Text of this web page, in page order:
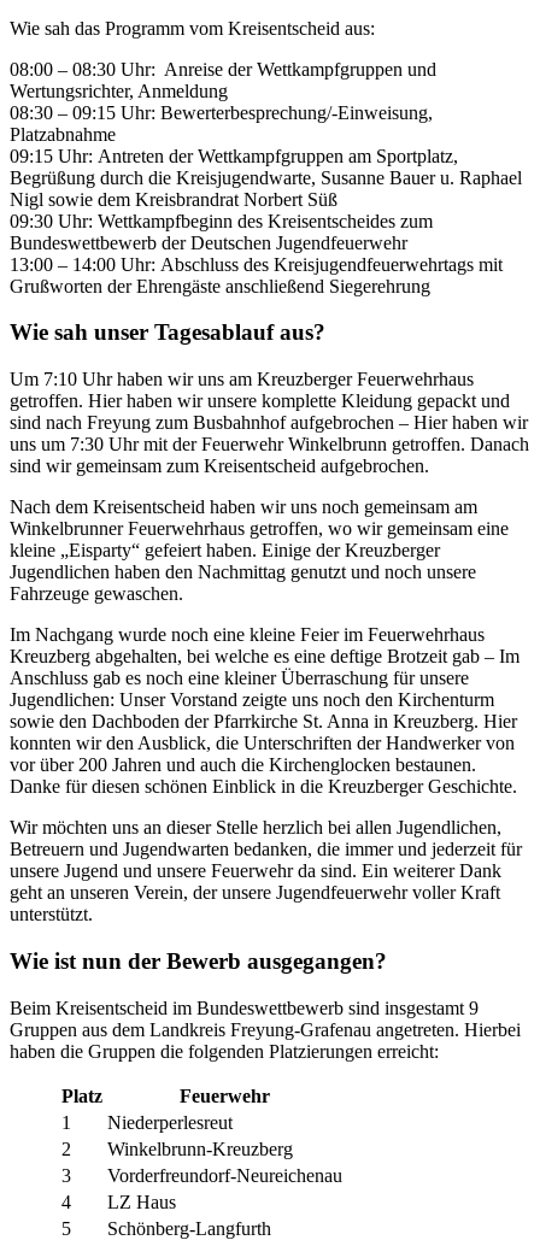
Wie sah das Programm vom Kreisentscheid aus:
08:00 – 08:30 Uhr: Anreise der Wettkampfgruppen und
Wertungsrichter, Anmeldung
08:30 – 09:15 Uhr: Bewerterbesprechung/-Einweisung,
Platzabnahme
09:15 Uhr: Antreten der Wettkampfgruppen am Sportplatz,
Begrüßung durch die Kreisjugendwarte, Susanne Bauer u. Raphael
Nigl sowie dem Kreisbrandrat Norbert Süß
09:30 Uhr: Wettkampfbeginn des Kreisentscheides zum
Bundeswettbewerb der Deutschen Jugendfeuerwehr
13:00 – 14:00 Uhr: Abschluss des Kreisjugendfeuerwehrtags mit
Grußworten der Ehrengäste anschließend Siegerehrung
Wie sah unser Tagesablauf aus?
Um 7:10 Uhr haben wir uns am Kreuzberger Feuerwehrhaus
getroffen. Hier haben wir unsere komplette Kleidung gepackt und
sind nach Freyung zum Busbahnhof aufgebrochen – Hier haben wir
uns um 7:30 Uhr mit der Feuerwehr Winkelbrunn getroffen. Danach
sind wir gemeinsam zum Kreisentscheid aufgebrochen.
Nach dem Kreisentscheid haben wir uns noch gemeinsam am
Winkelbrunner Feuerwehrhaus getroffen, wo wir gemeinsam eine
kleine „Eisparty“ gefeiert haben. Einige der Kreuzberger
Jugendlichen haben den Nachmittag genutzt und noch unsere
Fahrzeuge gewaschen.
Im Nachgang wurde noch eine kleine Feier im Feuerwehrhaus
Kreuzberg abgehalten, bei welche es eine deftige Brotzeit gab – Im
Anschluss gab es noch eine kleiner Überraschung für unsere
Jugendlichen: Unser Vorstand zeigte uns noch den Kirchenturm
sowie den Dachboden der Pfarrkirche St. Anna in Kreuzberg. Hier
konnten wir den Ausblick, die Unterschriften der Handwerker von
vor über 200 Jahren und auch die Kirchenglocken bestaunen.
Danke für diesen schönen Einblick in die Kreuzberger Geschichte.
Wir möchten uns an dieser Stelle herzlich bei allen Jugendlichen,
Betreuern und Jugendwarten bedanken, die immer und jederzeit für
unsere Jugend und unsere Feuerwehr da sind. Ein weiterer Dank
geht an unseren Verein, der unsere Jugendfeuerwehr voller Kraft
unterstützt.
Wie ist nun der Bewerb ausgegangen?
Beim Kreisentscheid im Bundeswettbewerb sind insgestamt 9
Gruppen aus dem Landkreis Freyung-Grafenau angetreten. Hierbei
haben die Gruppen die folgenden Platzierungen erreicht:
Platz
Feuerwehr
1
Niederperlesreut
2
Winkelbrunn-Kreuzberg
3
Vorderfreundorf-Neureichenau
4
LZ Haus
5
Schönberg-Langfurth